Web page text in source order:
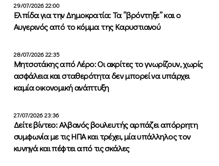
29/07/2026 22:00
Ελπίδα για την Δημοκρατία: Τα ”βρόντηξε” και ο
Αυγερινός από το κόμμα της Καρυστιανού
28/07/2026 22:35
Μητσοτάκης από Λέρο: Οι ακρίτες το γνωρίζουν, χωρίς
ασφάλεια και σταθερότητα δεν μπορεί να υπάρχει
καμία οικονομική ανάπτυξη
27/07/2026 23:36
Δείτε βίντεο: Αλβανός βουλευτής αρπάζει απόρρητη
συμφωνία με τις ΗΠΑ και τρέχει, μία υπάλληλος τον
κυνηγά και πέφτει από τις σκάλες